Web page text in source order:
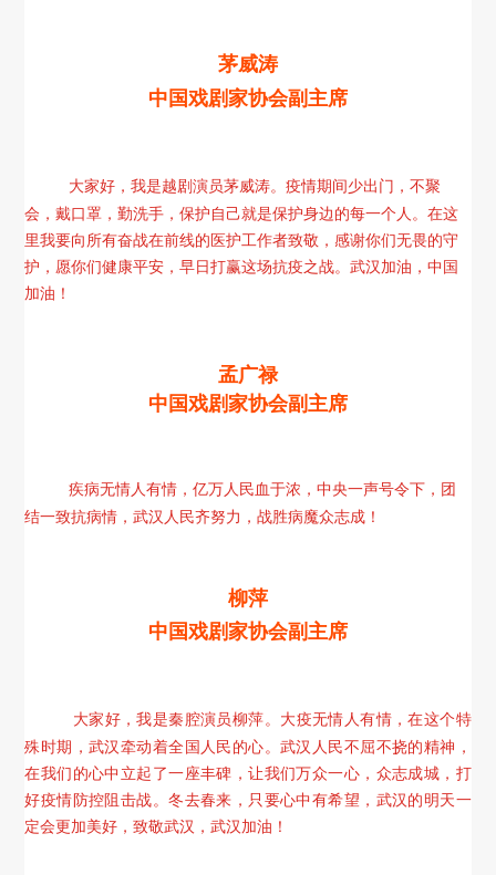
茅威涛
中国戏剧家协会副主席
大家好，我是越剧演员茅威涛。疫情期间少出门，不聚
会，戴口罩，勤洗手，保护自己就是保护身边的每一个人。在这
里我要向所有奋战在前线的医护工作者致敬，感谢你们无畏的守
护，愿你们健康平安，早日打赢这场抗疫之战。武汉加油，中国
加油！
孟广禄
中国戏剧家协会副主席
疾病无情人有情，亿万人民血于浓，中央一声号令下，团
结一致抗病情，武汉人民齐努力，战胜病魔众志成！
柳萍
中国戏剧家协会副主席
大家好，我是秦腔演员柳萍。大疫无情人有情，在这个特
殊时期，武汉牵动着全国人民的心。武汉人民不屈不挠的精神，
在我们的心中立起了一座丰碑，让我们万众一心，众志成城，打
好疫情防控阻击战。冬去春来，只要心中有希望，武汉的明天一
定会更加美好，致敬武汉，武汉加油！